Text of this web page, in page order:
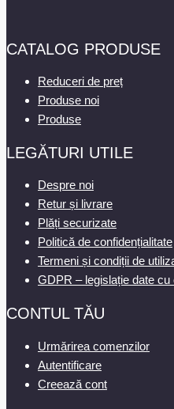
CATALOG PRODUSE
Reduceri de preț
Produse noi
Produse
LEGĂTURI UTILE
Despre noi
Retur și livrare
Plăți securizate
Politică de confidențialitate
Termeni și condiții de
GDPR – legislație date
CONTUL TĂU
Urmărirea comenzilor
Autentificare
Creează cont